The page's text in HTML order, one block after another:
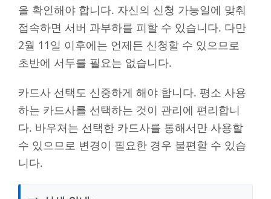
을 확인해야 합니다. 자신의 신청 가능일에 맞춰
접속하면 서버 과부하를 피할 수 있습니다. 다만
2월 11일 이후에는 언제든 신청할 수 있으므로
초반에 서두를 필요는 없습니다.
카드사 선택도 신중하게 해야 합니다. 평소 사용
하는 카드사를 선택하는 것이 관리에 편리합니
다. 바우처는 선택한 카드사를 통해서만 사용할
수 있으므로 변경이 필요한 경우 불편할 수 있습
니다.